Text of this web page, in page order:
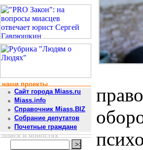
наши проекты
Сайт города Miass.ru
Miass.info
Справочник Miass.BIZ
Собрание депутатов
Почетные граждане
поиск в новостях